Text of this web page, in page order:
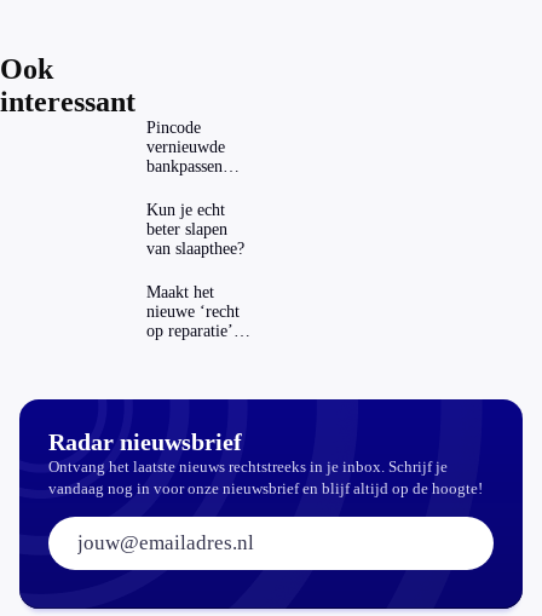
Ook
interessant
Pincode
vernieuwde
bankpassen
ING-app: is dat
wel veilig?
Kun je echt
beter slapen
van slaapthee?
Maakt het
nieuwe ‘recht
op reparatie’
Radar nieuwsbrief
Ontvang het laatste nieuws rechtstreeks in je inbox. Schrijf je
vandaag nog in voor onze nieuwsbrief en blijf altijd op de hoogte!
E-mailadres: